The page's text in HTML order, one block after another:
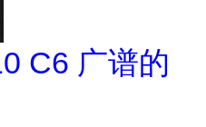
C6 广谱的